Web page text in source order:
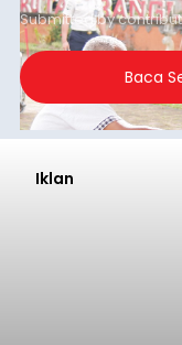
Submitted by
Baca
Iklan